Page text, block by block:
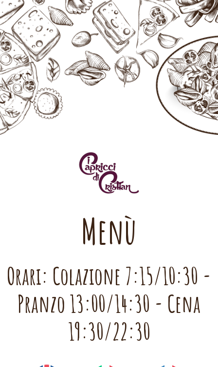
Menù
Orari: Colazione 7:15/10:30 -
Pranzo 13:00/14:30 - Cena
19:30/22:30